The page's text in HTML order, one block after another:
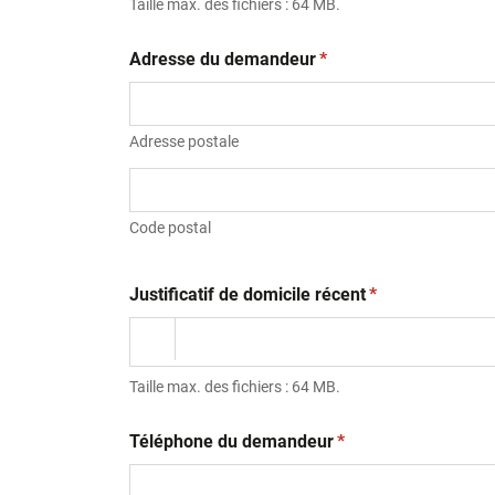
Taille max. des fichiers : 64 MB.
Adresse du demandeur(obligatoire)
*
Adresse postale
Code postal
Justificatif de domicile récent(obligatoire)
*
Taille max. des fichiers : 64 MB.
Téléphone du demandeur(obligatoire)
*